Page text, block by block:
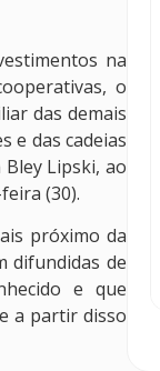
na
o
das demais
e das cadeias
Lipski, ao
(30).
próximo da
difundidas de
e que
a partir disso